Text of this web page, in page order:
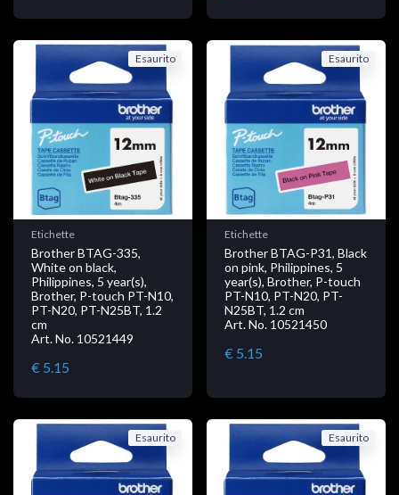
Esaurito
Etichette
Brother BTAG-335,
White on black,
Philippines, 5 year(s),
Brother, P-touch PT-N10,
PT-N20, PT-N25BT, 1.2
cm
Art. No. 10521449
€ 5.15
Esaurito
Etichette
Brother BTAG-P31, Black
on pink, Philippines, 5
year(s), Brother, P-touch
PT-N10, PT-N20, PT-
N25BT, 1.2 cm
Art. No. 10521450
€ 5.15
Esaurito Esaurito